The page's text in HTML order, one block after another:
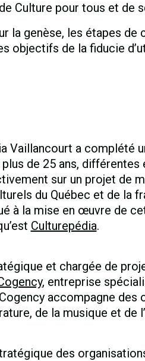
Culture pour tous et de
la genèse, les étapes de
objectifs de la fiducie
Vaillancourt a complété
de 25 ans, différentes
sur un projet de
du Québec et de la
à la mise en œuvre de
Culturepédia.
et chargée de
, entreprise
accompagne des
de la musique et de
des